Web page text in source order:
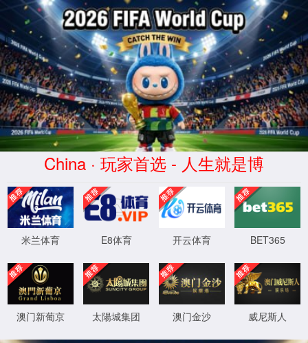
168直播(CHN)体育赛事免费观看-
Official Platform
页面错误！请稍后再试～
XML 地图